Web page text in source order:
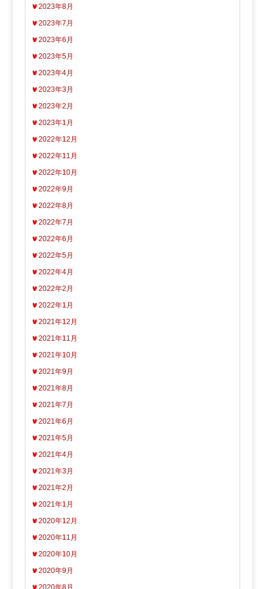
2023年8月
2023年7月
2023年6月
2023年5月
2023年4月
2023年3月
2023年2月
2023年1月
2022年12月
2022年11月
2022年10月
2022年9月
2022年8月
2022年7月
2022年6月
2022年5月
2022年4月
2022年2月
2022年1月
2021年12月
2021年11月
2021年10月
2021年9月
2021年8月
2021年7月
2021年6月
2021年5月
2021年4月
2021年3月
2021年2月
2021年1月
2020年12月
2020年11月
2020年10月
2020年9月